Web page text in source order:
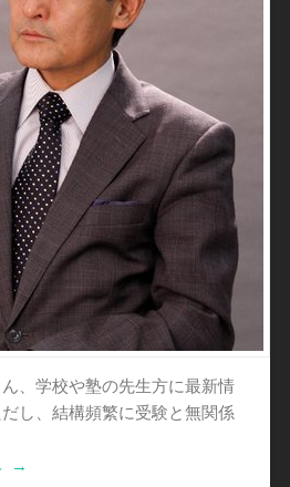
、学校や塾の先生方に最新情
し、結構頻繁に受験と無関係
→